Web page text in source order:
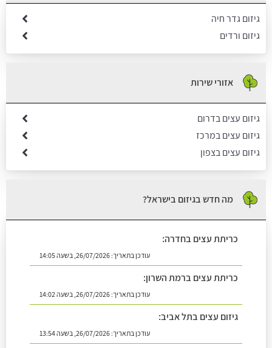
גיזום גדר חיה
גיזום ורדים
אזורי שירות
גיזום עצים בדרום
גיזום עצים במרכז
גיזום עצים בצפון
מה חדש בגיזום בישראל?
כריתת עצים בחדרה:
עודכן בתאריך:26/07/2026, בשעה 14:05
כריתת עצים ברמת השרון:
עודכן בתאריך:26/07/2026, בשעה 14:02
גיזום עצים בתל אביב:
עודכן בתאריך:26/07/2026, בשעה 13:54